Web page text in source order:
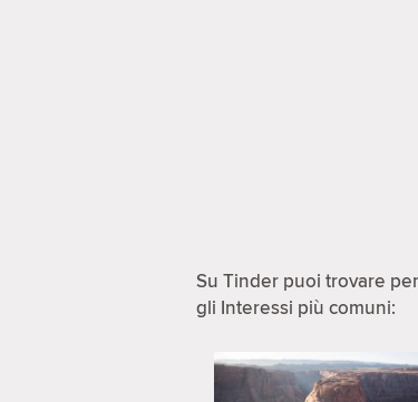
Su Tinder puoi trovare
gli Interessi più comuni: